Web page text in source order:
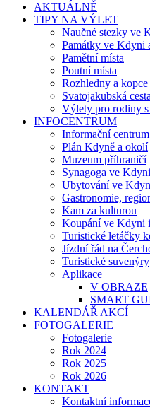
AKTUÁLNĚ
TIPY NA VÝLET
Naučné stezky ve
Památky ve Kdyni
Pamětní místa
Poutní místa
Rozhledny a kopce
Svatojakubská
Výlety pro rodiny s
INFOCENTRUM
Informační centrum
Plán Kdyně a okolí
Muzeum příhraničí
Synagoga ve Kdyni
Ubytování ve
Gastronomie,
Kam za kulturou
Koupání ve Kdyni
Turistické letáčky
Jízdní řád na
Turistické suvenýry
Aplikace
V OBRAZE
SMART
KALENDÁŘ AKCÍ
FOTOGALERIE
Fotogalerie
Rok 2024
Rok 2025
Rok 2026
KONTAKT
Kontaktní